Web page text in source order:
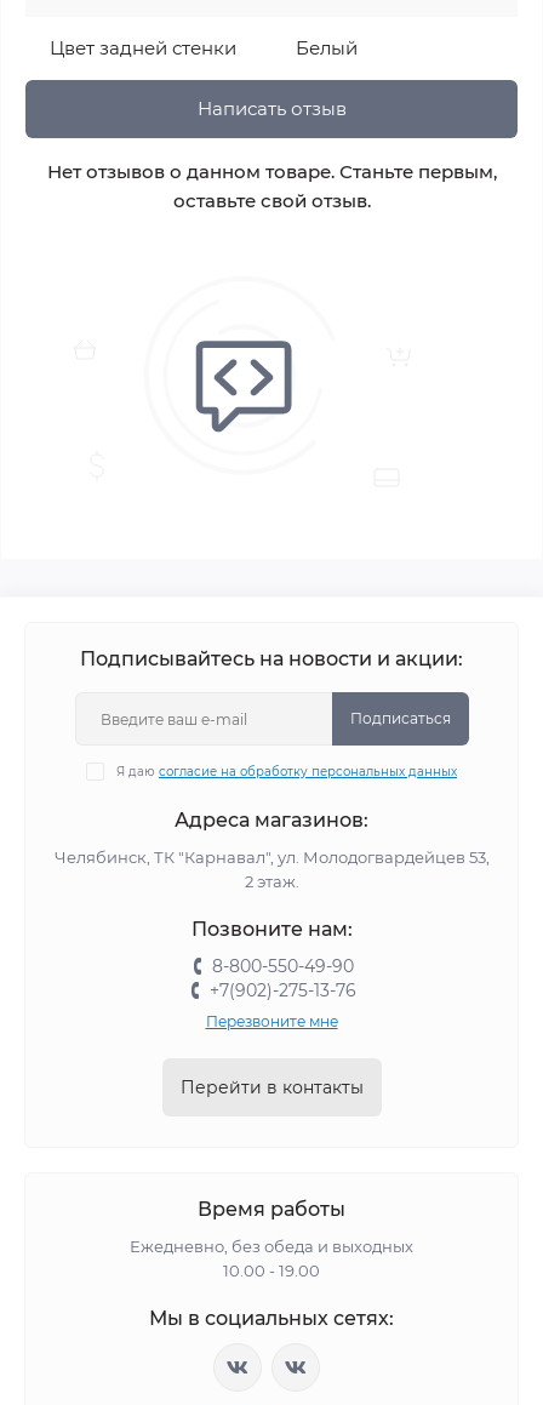
Цвет задней стенки Белый
Написать отзыв
Нет отзывов о данном товаре. Станьте первым,
оставьте свой отзыв.
Подписывайтесь на новости и акции:
Подписаться
Я даю согласие на обработку персональных данных
Адреса магазинов:
Челябинск, ТК "Карнавал", ул. Молодогвардейцев 53,
2 этаж.
Позвоните нам:
8-800-550-49-90
+7(902)-275-13-76
Перезвоните мне
Перейти в контакты
Время работы
Ежедневно, без обеда и выходных
10.00 - 19.00
Мы в социальных сетях: